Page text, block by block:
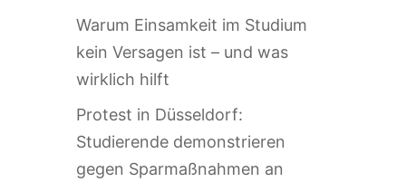
Warum Einsamkeit im Studium
kein Versagen ist – und was
wirklich hilft
Protest in Düsseldorf:
Studierende demonstrieren
gegen Sparmaßnahmen an